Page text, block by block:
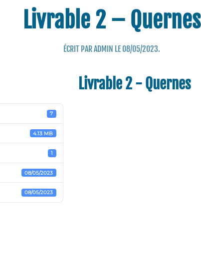
Livrable 2 – Quernes
ÉCRIT PARADMIN LE08/05/2023.
7
4.13 MB
1
08/05/2023
08/05/2023
Livrable 2 - Quernes